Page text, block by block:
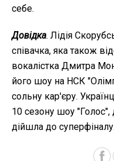
себе.
Довідка. Лідія
співачка, яка також
вокалістка Дмитра
його шоу на НСК
сольну кар'єру.
10 сезону шоу
дійшла до суперфіналу.